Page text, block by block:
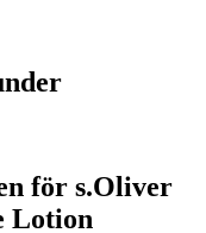
för s.Oliver
Lotion